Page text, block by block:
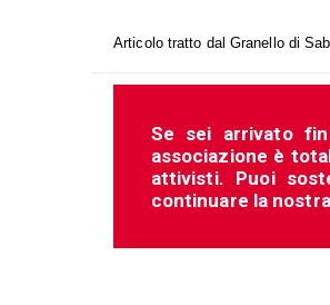
Articolo tratto dal Granello di
Se sei arrivato
associazione è
attivisti. Puoi
continuare la